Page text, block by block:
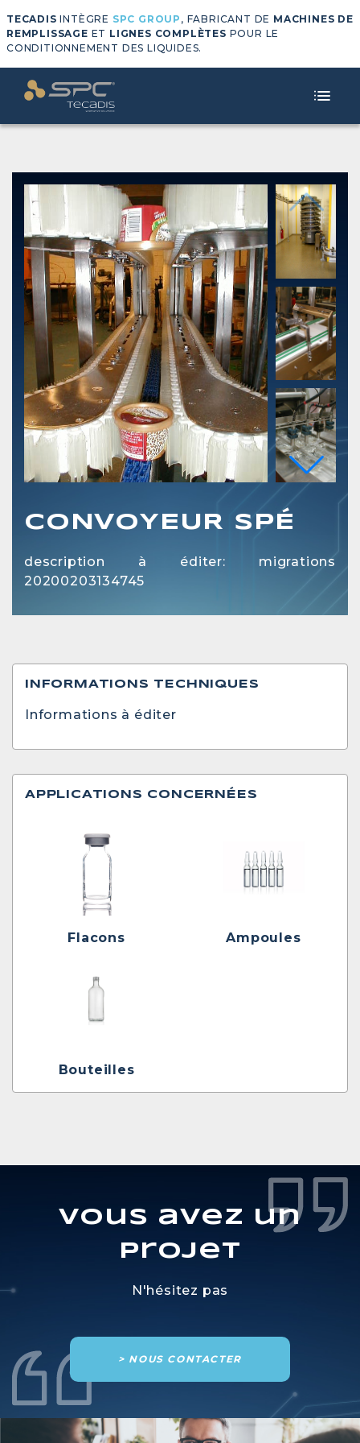
TECADIS INTÈGRE SPC GROUP , FABRICANT DE MACHINES DE
REMPLISSAGE ET LIGNES COMPLÈTES POUR LE
CONDITIONNEMENT DES LIQUIDES.
CONVOYEUR SPÉ
description à éditer: migrations
20200203134745
INFORMATIONS TECHNIQUES
Informations à éditer
APPLICATIONS CONCERNÉES
Flacons Ampoules
Bouteilles
Vous avez un
projet
N'hésitez pas
> NOUS CONTACTER